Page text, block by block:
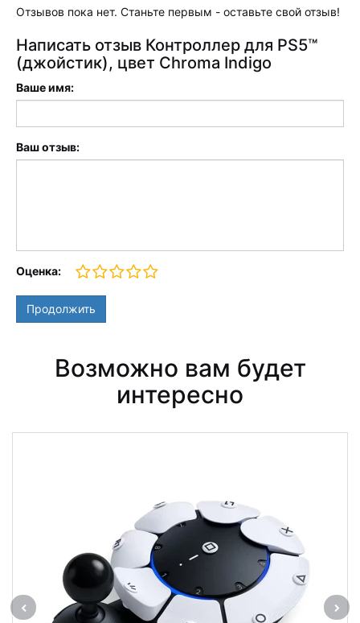
Отзывов пока нет. Станьте первым - оставьте свой отзыв!
Написать отзыв Контроллер для PS5™
(джойстик), цвет Chroma Indigo
Ваше имя:
Ваш отзыв:
Оценка:
Продолжить
Возможно вам будет
интересно